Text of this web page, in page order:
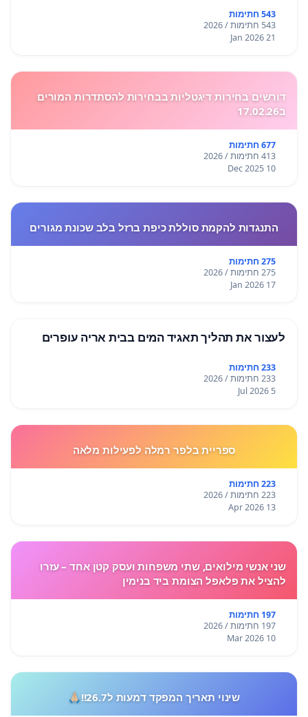
543 חתימות
543 חתימות / 2026
21 Jan 2026
דורשים בחירות דיגטליות בבחירות להסתדרות המורים
ב17.02.26
677 חתימות
413 חתימות / 2026
10 Dec 2025
התנגדות להקמת סוללת כיפת ברזל בלב שכונת מגורים
275 חתימות
275 חתימות / 2026
17 Jan 2026
לעצור את תהליך תאגיד המים בבית אריה עופרים
233 חתימות
233 חתימות / 2026
5 Jul 2026
ספריית בלפר רמלה לפעילות מלאה
223 חתימות
223 חתימות / 2026
13 Apr 2026
שני אנשי מילואים, שתי משפחות ועסק קטן אחד – עזרו
להציל את פלאפל הצומת ביד בנימין
197 חתימות
197 חתימות / 2026
10 Mar 2026
שינוי תאריך המפקד דמעות ל26.7!!🙏🏼